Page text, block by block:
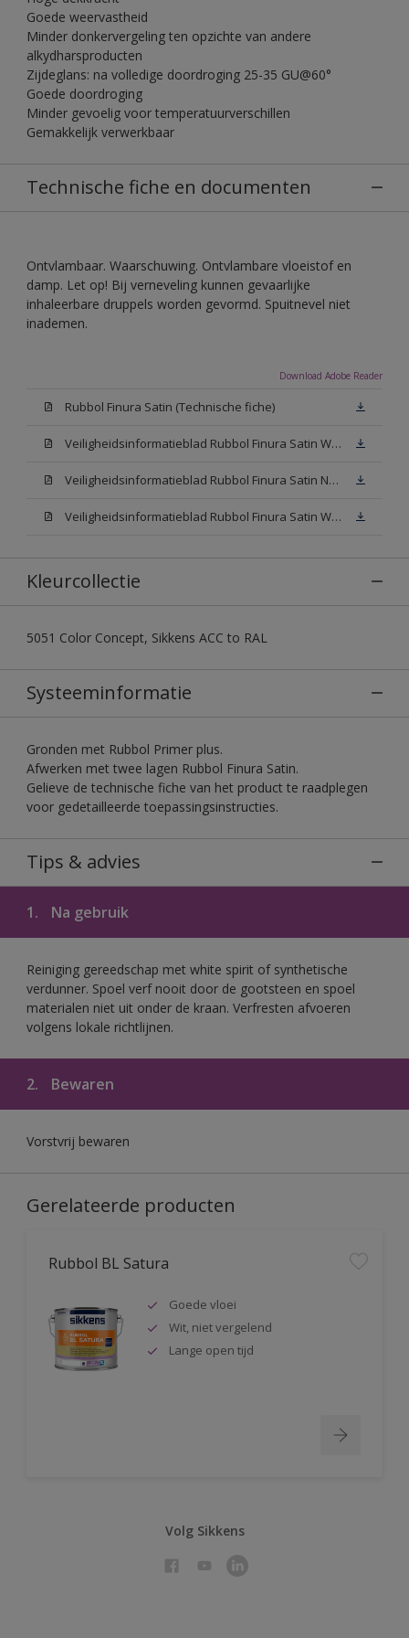
Goede weervastheid
Minder donkervergeling ten opzichte van andere
alkydharsproducten
Zijdeglans: na volledige doordroging 25-35 GU@60°
Goede doordroging
Minder gevoelig voor temperatuurverschillen
Gemakkelijk verwerkbaar
Technische fiche en documenten
Ontvlambaar. Waarschuwing. Ontvlambare vloeistof en
damp. Let op! Bij verneveling kunnen gevaarlijke
inhaleerbare druppels worden gevormd. Spuitnevel niet
inademen.
Download Adobe Reader
Rubbol Finura Satin (Technische fiche)
Veiligheidsinformatieblad Rubbol Finura Satin W05 (SDS)
Veiligheidsinformatieblad Rubbol Finura Satin N00 (SDS)
Veiligheidsinformatieblad Rubbol Finura Satin White (SDS)
Kleurcollectie
5051 Color Concept, Sikkens ACC to RAL
Systeeminformatie
Gronden met Rubbol Primer plus.
Afwerken met twee lagen Rubbol Finura Satin.
Gelieve de technische fiche van het product te raadplegen
voor gedetailleerde toepassingsinstructies.
Tips & advies
1. Na gebruik
Reiniging gereedschap met white spirit of synthetische
verdunner. Spoel verf nooit door de gootsteen en spoel
materialen niet uit onder de kraan. Verfresten afvoeren
volgens lokale richtlijnen.
2. Bewaren
Vorstvrij bewaren
Gerelateerde producten
Rubbol BL Satura
Goede vloei
Wit, niet vergelend
Lange open tijd
Volg Sikkens